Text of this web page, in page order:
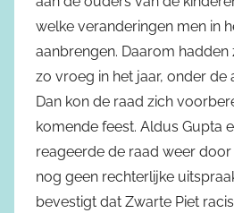
welke veranderingen men in
aanbrengen. Daarom hadden
zo vroeg in het jaar, onder de
Dan kon de raad zich
komende feest. Aldus Gupta
reageerde de raad weer
nog geen rechterlijke
bevestigt dat Zwarte Piet